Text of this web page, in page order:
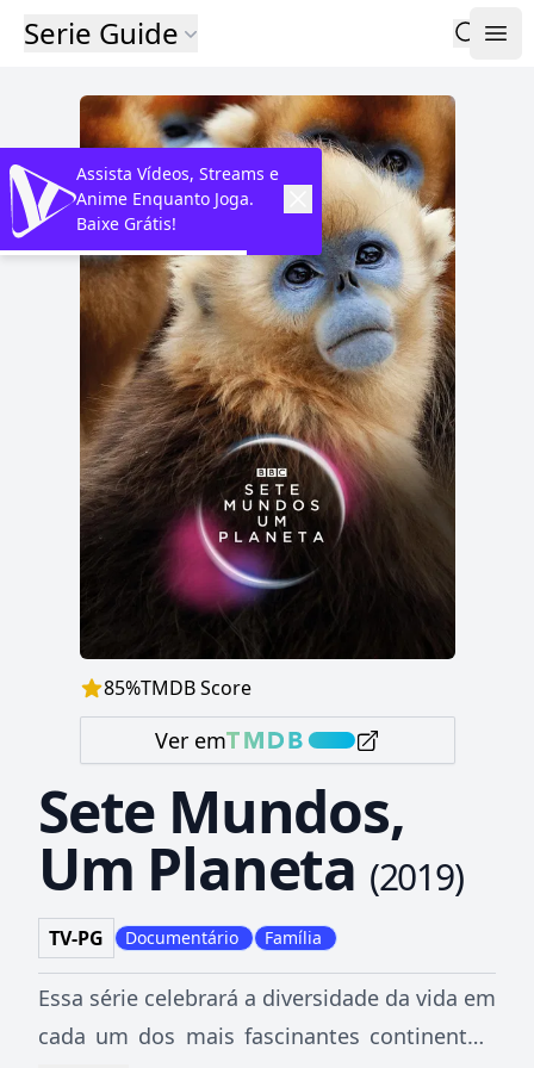
Serie Guide
85%TMDB Score
Ver em
Sete Mundos,
Um Planeta (2019)
TV-PG Documentário Família
Essa série celebrará a diversidade da vida em
cada um dos mais fascinantes continentes.
Assista Vídeos, Streams e
Anime Enquanto Joga.
Baixe Grátis!